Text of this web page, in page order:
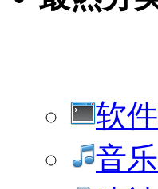
软
音